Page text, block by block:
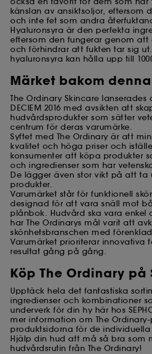
känslan av ansiktsoljor, eftersom
och inte fet som andra
Hyaluronsyra är den perfekta
eftersom den fungerar genom att
och förhindrar att fukten tar sig
hyaluronsyra kan hålla upp till
Märket bakom
The Ordinary Skincare lanserades
DECIEM 2016 med avsikten att
hudvårdsprodukter som sätter
centrum för deras varumärke.
Syftet med The Ordinary är att
kvalitet och höga priser och
konsumenter att köpa produkter
och ingredienser som har
De lägger även stor vikt på att ta
produkter.
Varumärket står för funktionell
designad för att vara snäll mot
plånbok. Hudvård ska vara enkel
har The Ordinarys mål varit att
skönhetsbranschen med
Varumärket prioriterar innovativa
resultat gång på gång.
Köp The Ordinary på
Upptäck hela det fantastiska
ingredienser och kombinationer
underverk för din hy här hos
mer information om The
produktsidorna för de
Hjälp din hud att må så bra som
hudvårdsrutin från The Ordinary!